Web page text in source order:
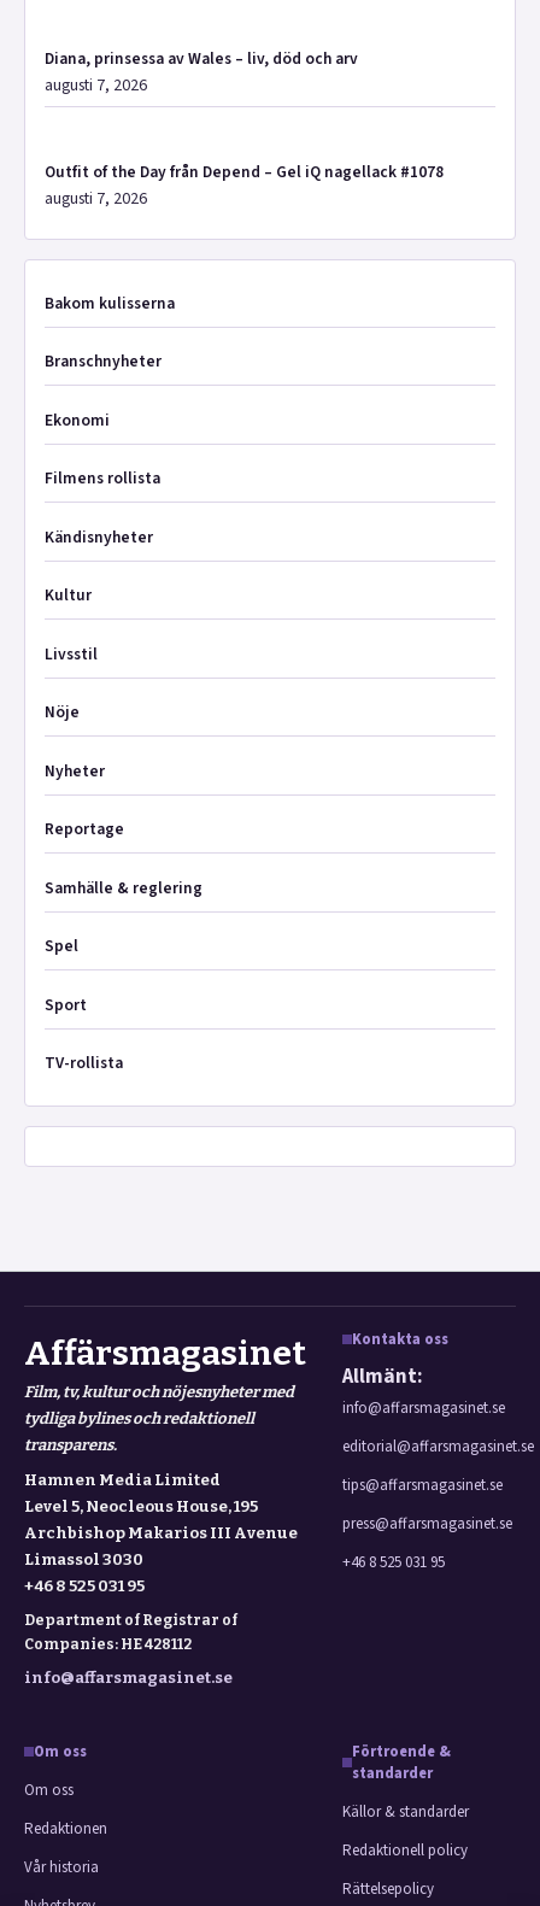
Diana, prinsessa av Wales – liv, död och arv
augusti 7, 2026
Outfit of the Day från Depend – Gel iQ nagellack #1078
augusti 7, 2026
Bakom kulisserna
Branschnyheter
Ekonomi
Filmens rollista
Kändisnyheter
Kultur
Livsstil
Nöje
Nyheter
Reportage
Samhälle & reglering
Spel
Sport
TV-rollista
Affärsmagasinet
Film, tv, kultur och nöjesnyheter med
tydliga bylines och redaktionell
transparens.
Hamnen Media Limited
Level 5, Neocleous House, 195
Archbishop Makarios III Avenue
Limassol 3030
+46 8 525 031 95
Department of Registrar of
Companies: HE 428112
info@affarsmagasinet.se
Kontakta oss
Allmänt:
info@affarsmagasinet.se
editorial@affarsmagasinet.se
tips@affarsmagasinet.se
press@affarsmagasinet.se
+46 8 525 031 95
Om oss
Om oss
Redaktionen
Vår historia
Förtroende &
standarder
Källor & standarder
Redaktionell policy
Rättelsepolicy